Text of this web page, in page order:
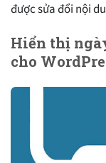
được sửa đổi nội
Hiển thị
cho